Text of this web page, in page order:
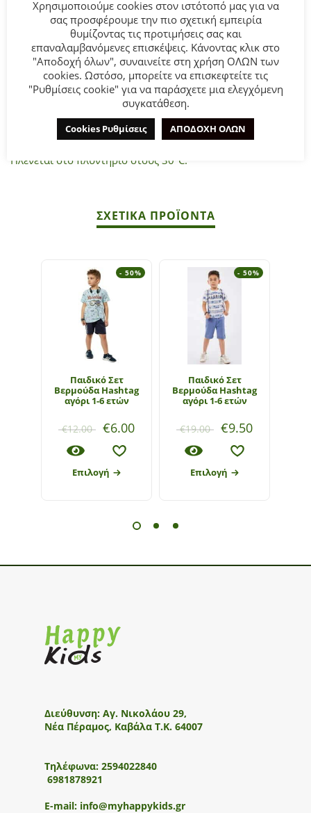
Παιδικό σετ βερμούδα Sprint για αγόρι από 12 μηνών έως
5 ετών. Μπλούζα σε λευκό χρώμα με τύπωμα και βερμούδα
σε μαύρο χρώμα.
70% Βαμβάκι 30% Πολυεστέρας.
ΣΥΜΒΟΥΛΕΣ
Πλένεται στο πλυντήριο στους 30°C.
ΣΧΕΤΙΚΆ ΠΡΟΪΌΝΤΑ
- 50%
Παιδικό Σετ
Βερμούδα Hashtag
αγόρι 1-6 ετών
€12.00 €6.00
Επιλογή
- 50%
Παιδικό Σετ
Βερμούδα Hashtag
αγόρι 1-6 ετών
€19.00 €9.50
Επιλογή
Διεύθυνση: Αγ. Νικολάου 29,
Νέα Πέραμος, Καβάλα Τ.Κ. 64007
Τηλέφωνα: 2594022840
6981878921
E-mail: info@myhappykids.gr
Χρησιμοποιούμε cookies στον ιστότοπό μας για να
σας προσφέρουμε την πιο σχετική εμπειρία
θυμίζοντας τις προτιμήσεις σας και
επαναλαμβανόμενες επισκέψεις. Κάνοντας κλικ στο
"Αποδοχή όλων", συναινείτε στη χρήση ΟΛΩΝ των
cookies. Ωστόσο, μπορείτε να επισκεφτείτε τις
"Ρυθμίσεις cookie" για να παράσχετε μια ελεγχόμενη
συγκατάθεση.
Cookies Ρυθμίσεις ΑΠΟΔΟΧΗ ΟΛΩΝ